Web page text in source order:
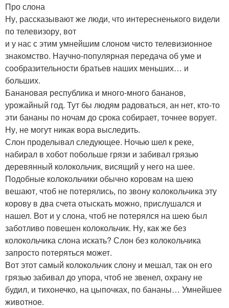
Про слона
Ну, рассказывают же люди, что интересненького видели
по телевизору, вот
и у нас с этим умнейшим слоном чисто телевизионное
знакомство. Научно-популярная передача об уме и
сообразительности братьев наших меньших… и
больших.
Банановая республика и много-много бананов,
урожайный год. Тут бы людям радоваться, ан нет, кто-то
эти бананы по ночам до срока собирает, точнее ворует.
Ну, не могут никак вора выследить.
Слон проделывал следующее. Ночью шел к реке,
набирал в хобот побольше грязи и забивал грязью
деревянный колокольчик, висящий у него на шее.
Подобные колокольчики обычно коровам на шею
вешают, чтоб не потерялись, по звону колокольчика эту
корову в два счета отыскать можно, прислушался и
нашел. Вот и у слона, чтоб не потерялся на шею был
заботливо повешен колокольчик. Ну, как же без
колокольчика слона искать? Слон без колокольчика
запросто потеряться может.
Вот этот самый колокольчик слону и мешал, так он его
грязью забивал до упора, чтоб не звенел, охрану не
будил, и тихонечко, на цыпочках, по бананы… Умнейшее
животное.